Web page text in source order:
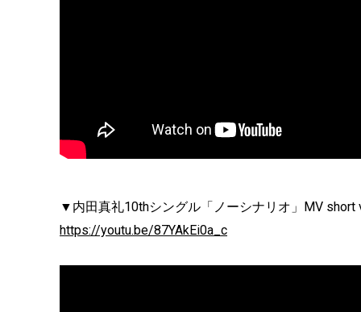
▼内田真礼10thシングル「ノーシナリオ」MV short
https://youtu.be/87YAkEi0a_c